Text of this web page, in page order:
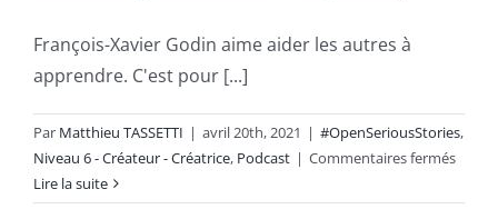
François-Xavier Godin aime aider les autres à
apprendre. C'est pour [...]
Par Matthieu TASSETTI | avril 20th, 2021 | #OpenSeriousStories,
Niveau 6 - Créateur - Créatrice, Podcast | Commentaires ferméssur
retour
Lire la suite